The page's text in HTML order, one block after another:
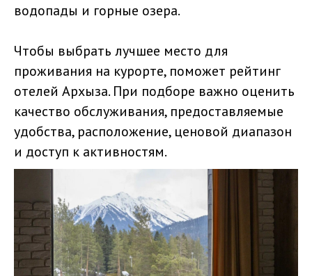
водопады и горные озера.
Чтобы выбрать лучшее место для
проживания на курорте, поможет рейтинг
отелей Архыза. При подборе важно оценить
качество обслуживания, предоставляемые
удобства, расположение, ценовой диапазон
и доступ к активностям.